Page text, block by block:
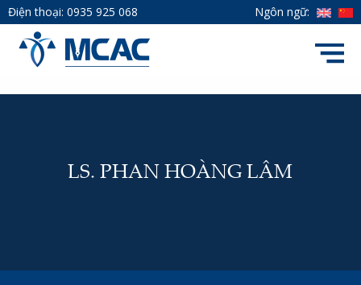
Điện thoại: 0935 925 068 Ngôn ngữ:
LS. PHAN HOÀNG LÂM